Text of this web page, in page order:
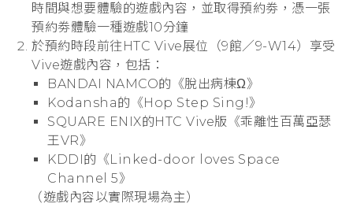
時間與想要體驗的遊戲內容，並取得預約劵，憑一張
預約劵體驗一種遊戲10分鐘
於預約時段前往HTC Vive展位（9館／9-W14）享受
Vive遊戲內容，包括：
BANDAI NAMCO的《脫出病棟Ω》
Kodansha的《Hop Step Sing!》
SQUARE ENIX的HTC Vive版《乖離性百萬亞瑟
王VR》
KDDI的《Linked-door loves Space
Channel 5》
（遊戲內容以實際現場為主）